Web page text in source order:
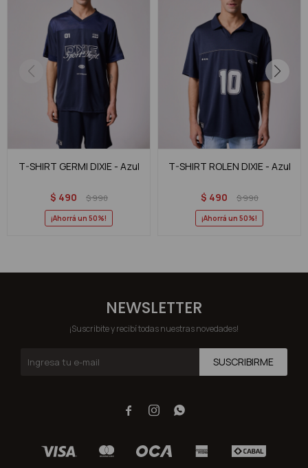
T-SHIRT GERMI DIXIE - Azul
$ 490 $990
50
T-SHIRT ROLEN DIXIE - Azul
$ 490 $990
50
NEWSLETTER
¡Suscribite y recibí todas nuestras novedades!
SUSCRIBIRME
  